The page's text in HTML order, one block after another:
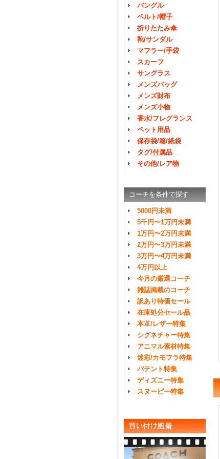
バングル
ベルト/帽子
折りたたみ傘
靴/サンダル
マフラー/手袋
スカーフ
サングラス
メンズバッグ
メンズ財布
メンズ小物
香水/フレグランス
ペット用品
保存袋/箱/紙袋
タグ/付属品
その他/レア物
コーチを条件で探す
5000円未満
5千円〜1万円未満
1万円〜2万円未満
2万円〜3万円未満
3万円〜4万円未満
4万円以上
今月の厳選コーチ
雑誌掲載のコーチ
訳あり特価セール
在庫処分セール品
本革/レザー特集
シグネチャー特集
アニマル素材特集
迷彩/カモフラ特集
パテント特集
ディズニー特集
スヌーピー特集